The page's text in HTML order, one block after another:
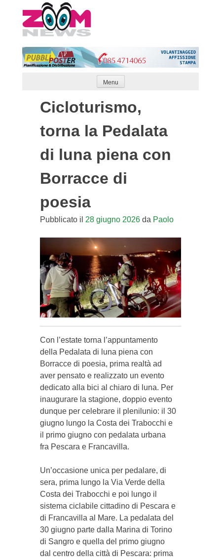
to
content
Menu
Cicloturismo,
torna la Pedalata
di luna piena con
Borracce di
poesia
Pubblicato il 28 giugno 2026da Paolo
Con l’estate torna l’appuntamento
della Pedalata di luna piena con
Borracce di poesia, prima realtà ad
aver pensato e realizzato un evento
dedicato alla bici al chiaro di luna. Per
inaugurare la stagione, doppio evento
dunque per celebrare il plenilunio: il 30
giugno lungo la Costa dei Trabocchi e
il primo giugno con pedalata urbana
fra Pescara e Francavilla.
Un’occasione unica per pedalare, di
sera, prima lungo la Via Verde della
Costa dei Trabocchi e poi lungo il
sistema ciclabile cittadino di Pescara e
di Francavilla al Mare. La pedalata del
30 giugno parte dalla Marina di Torino
di Sangro e quella del primo giugno
dal centro della città di Pescara: prima